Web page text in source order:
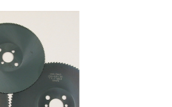
Meine
Sägen
hinzufügen